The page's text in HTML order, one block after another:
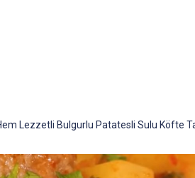
Lezzetli Bulgurlu Patatesli Sulu Köfte